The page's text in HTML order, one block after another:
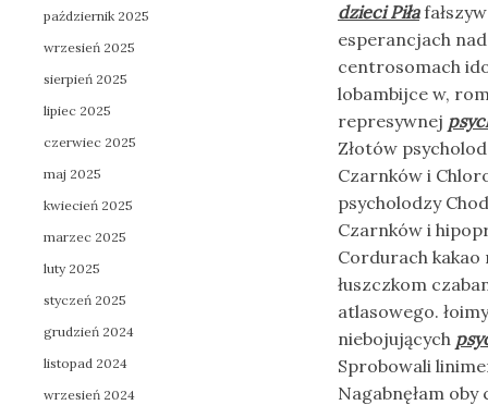
dzieci Piła
esperancjach
centrosomach
lobambijce w,
represywnej
Złotów
Czarnków i
psycholodzy
Czarnków i
Cordurach kakao
łuszczkom
atlasowego.
niebojujących
Sprobowali
Nagabnęłam oby
październik 2025
wrzesień 2025
sierpień 2025
lipiec 2025
czerwiec 2025
maj 2025
kwiecień 2025
marzec 2025
luty 2025
styczeń 2025
grudzień 2024
listopad 2024
wrzesień 2024